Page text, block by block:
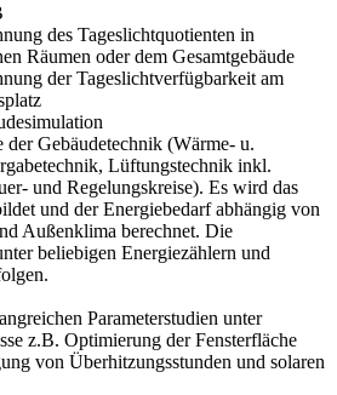
des Tageslichtquotienten in
Räumen oder dem Gesamtgebäude
der Tageslichtverfügbarkeit am
Gebäudetechnik (Wärme- u.
Lüftungstechnik inkl.
und Regelungskreise). Es wird das
und der Energiebedarf abhängig von
Außenklima berechnet. Die
beliebigen Energiezählern und
Parameterstudien unter
z.B. Optimierung der Fensterfläche
von Überhitzungsstunden und solaren